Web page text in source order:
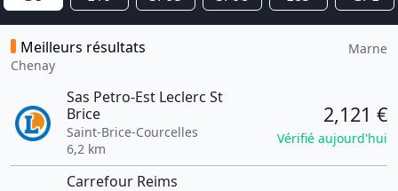
Meilleurs résultats
Chenay
Marne
Sas Petro-Est Leclerc St
Brice
Saint-Brice-Courcelles
6,2 km
2,121 €
Vérifié aujourd'hui
Carrefour Reims